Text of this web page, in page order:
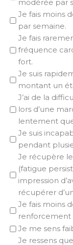
modérée par
Je fais moins
par semaine.
Je fais
fréquence
fort.
Je suis
montant un
J’ai de la
lors d’une
lentement
Je suis
pendant
Je récupère
(fatigue
impression
récupérer
Je fais moins
renforcement
Je me sens
Je ressens